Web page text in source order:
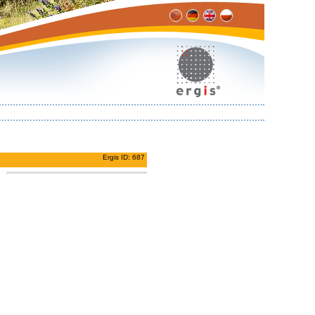
Ergis ID: 687